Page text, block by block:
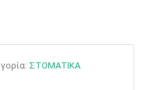
ΣΤΟΜΑΤΙΚΑ